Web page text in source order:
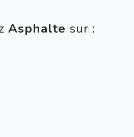
Asphalte sur :